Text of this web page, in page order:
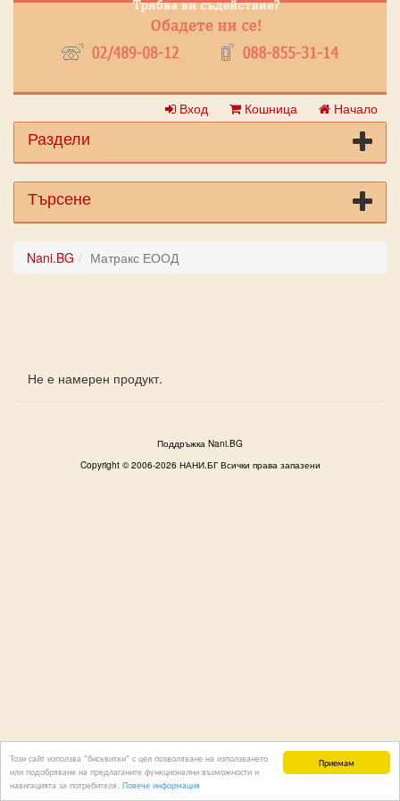
Приемам
Този сайт използва "бисквитки" с цел позволяване на използването
или подобряване на предлаганите функционални възможности и
навигацията за потребителя. Повече информация
Вход Кошница Начало
Раздели
Търсене
Nani.BG Матракс ЕООД
Не е намерен продукт.
Поддръжка Nani.BG
Copyright © 2006-2026 НАНИ.БГ Всички права запазени